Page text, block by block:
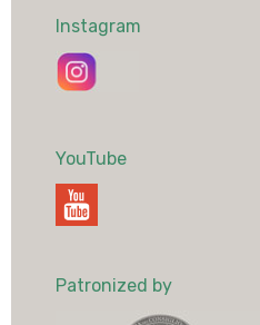
Instagram
YouTube
Patronized by